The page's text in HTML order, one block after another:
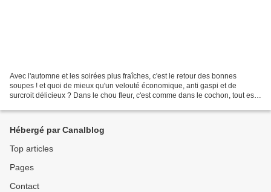
Avec l'automne et les soirées plus fraîches, c'est le retour des bonnes
soupes ! et quoi de mieux qu'un velouté économique, anti gaspi et de
surcroit délicieux ? Dans le chou fleur, c'est comme dans le cochon, tout est
Hébergé par Canalblog
Top articles
Pages
Contact